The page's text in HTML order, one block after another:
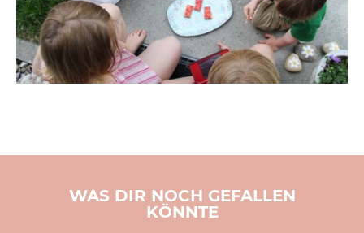
WAS DIR NOCH GEFALLEN
KÖNNTE